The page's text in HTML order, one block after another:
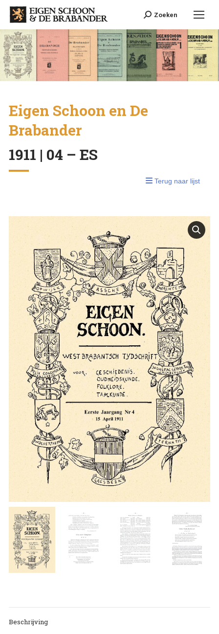
Search:Zoeken
Eigen Schoon en De
Brabander
1911 | 04 – ES
Terug naar lijst
Beschrijving